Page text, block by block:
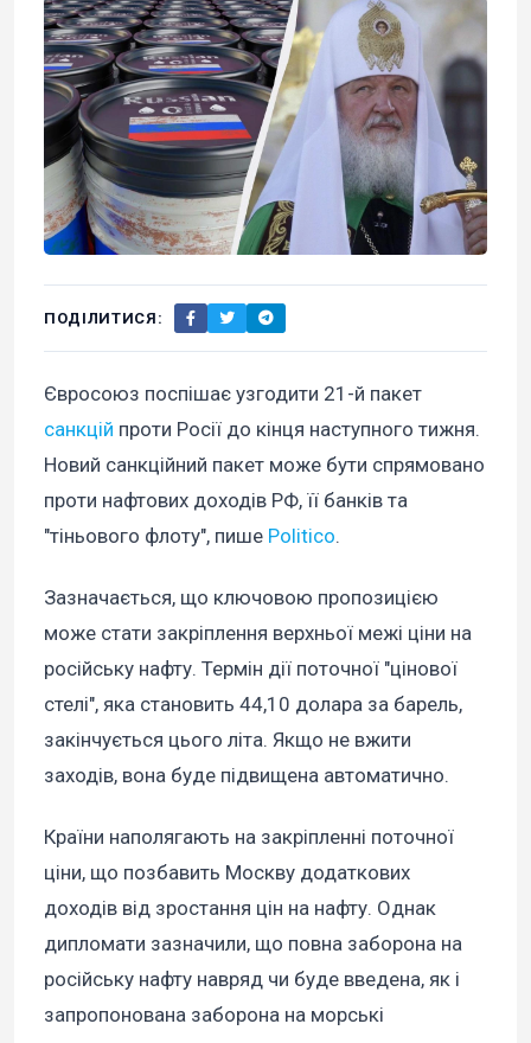
ПОДІЛИТИСЯ:
Євросоюз поспішає узгодити 21-й пакет
санкцій проти Росії до кінця наступного тижня.
Новий санкційний пакет може бути спрямовано
проти нафтових доходів РФ, її банків та
"тіньового флоту", пише Politico.
Зазначається, що ключовою пропозицією
може стати закріплення верхньої межі ціни на
російську нафту. Термін дії поточної "цінової
стелі", яка становить 44,10 долара за барель,
закінчується цього літа. Якщо не вжити
заходів, вона буде підвищена автоматично.
Країни наполягають на закріпленні поточної
ціни, що позбавить Москву додаткових
доходів від зростання цін на нафту. Однак
дипломати зазначили, що повна заборона на
російську нафту навряд чи буде введена, як і
запропонована заборона на морські